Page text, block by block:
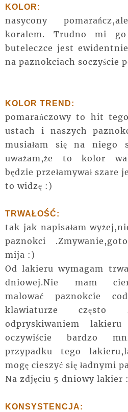
KOLOR:
nasycony
koralem. Trudno mi go
buteleczce jest
na paznokciach soczyście
KOLOR TREND:
pomarańczowy to hit
ustach i naszych
musiałam się na niego
uważam,że to kolor
będzie przełamywał szare
to widzę :)
TRWAŁOŚĆ:
tak jak napisałam
paznokci
mija :)
Od lakieru wymagam
dniowej.Nie mam
malować paznokcie
klawiaturze
odpryskiwaniem lakieru
oczywiście bardzo
przypadku tego
mogę cieszyć się ładnymi
Na zdjęciu 5 dniowy lakier
KONSYSTENCJA: